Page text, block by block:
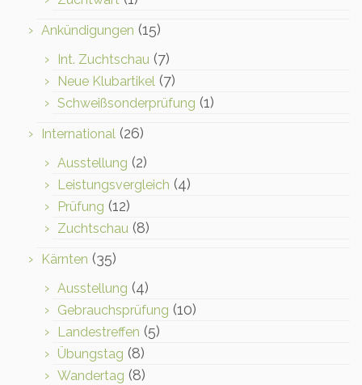
Ankündigungen (15)
Int. Zuchtschau (7)
Neue Klubartikel (7)
Schweißsonderprüfung (1)
International (26)
Ausstellung (2)
Leistungsvergleich (4)
Prüfung (12)
Zuchtschau (8)
Kärnten (35)
Ausstellung (4)
Gebrauchsprüfung (10)
Landestreffen (5)
Übungstag (8)
Wandertag (8)